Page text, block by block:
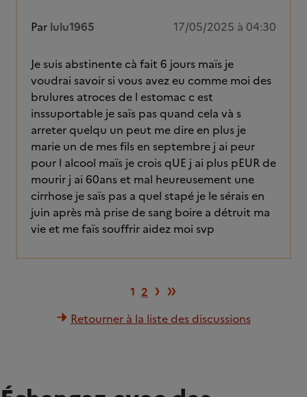
Par lulu1965 17/05/2025 à 04:30
Je suis abstinente cà fait 6 jours maïs je
voudrai savoir si vous avez eu comme moi des
brulures atroces de l estomac c est
inssuportable je saïs pas quand cela và s
arreter quelqu un peut me dire en plus je
marie un de mes fils en septembre j ai peur
pour l alcool maïs je crois qUE j ai plus pEUR de
mourir j ai 60ans et mal heureusement une
cirrhose je saïs pas a quel stapé je le sérais en
juin après mà prise de sang boire a détruit ma
vie et me faïs souffrir aidez moi svp
1 2 Page suivante
› Dernière page
»
Retourner à la liste des discussions